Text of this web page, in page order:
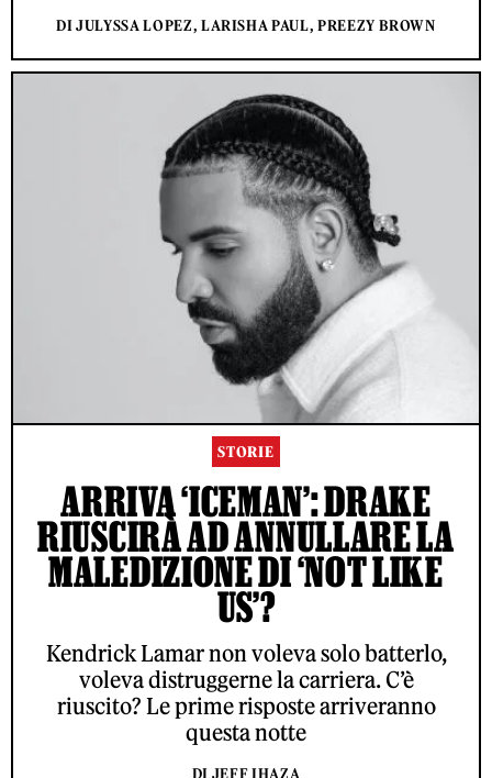
DI JULYSSA LOPEZ, LARISHA PAUL, PREEZY BROWN
STORIE
ARRIVA ‘ICEMAN’: DRAKE
RIUSCIRÀ AD ANNULLARE LA
MALEDIZIONE DI ‘NOT LIKE
US’?
Kendrick Lamar non voleva solo batterlo,
voleva distruggerne la carriera. C’è
riuscito? Le prime risposte arriveranno
questa notte